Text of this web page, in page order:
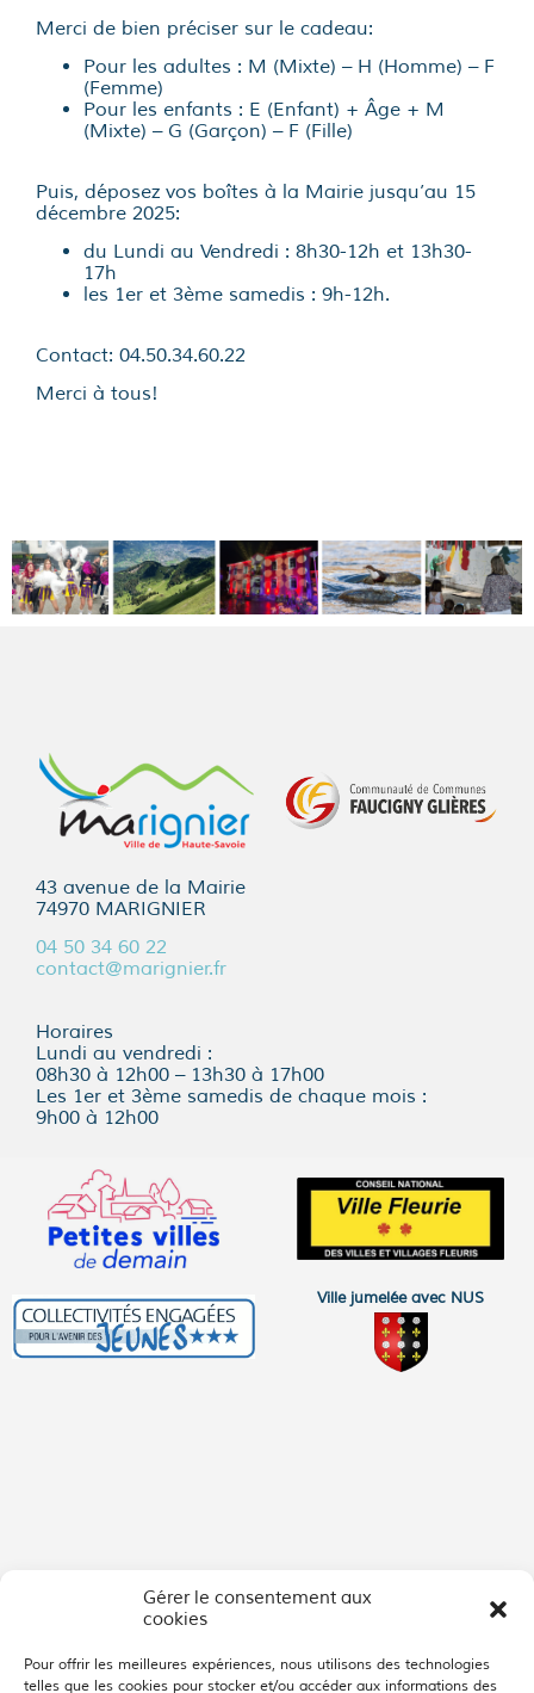
Gérer le consentement aux
cookies
Pour offrir les meilleures expériences, nous utilisons des technologies
telles que les cookies pour stocker et/ou accéder aux informations des
Merci de bien préciser sur le cadeau:
Pour les adultes : M (Mixte) – H (Homme) – F
(Femme)
Pour les enfants : E (Enfant) + Âge + M
(Mixte) – G (Garçon) – F (Fille)
Puis, déposez vos boîtes à la Mairie jusqu’au 15
décembre 2025:
du Lundi au Vendredi : 8h30-12h et 13h30-
17h
les 1er et 3ème samedis : 9h-12h.
Contact: 04.50.34.60.22
Merci à tous!
43 avenue de la Mairie
74970 MARIGNIER
04 50 34 60 22
contact@marignier.fr
Horaires
Lundi au vendredi :
08h30 à 12h00 – 13h30 à 17h00
Les 1er et 3ème samedis de chaque mois :
9h00 à 12h00
Ville jumelée avec NUS